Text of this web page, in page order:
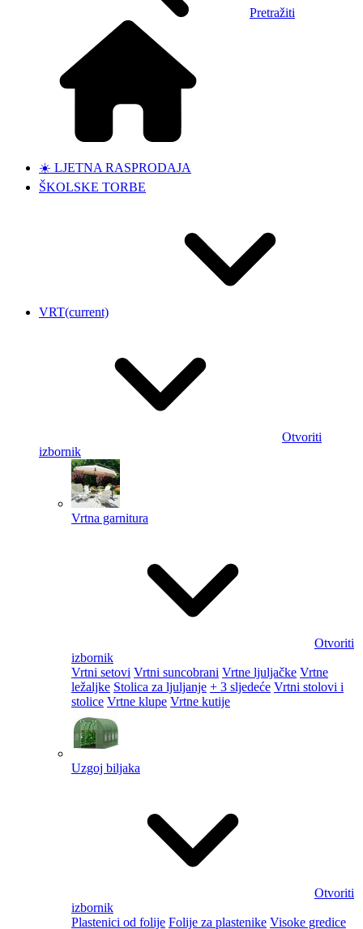
Pretražiti
☀️ LJETNA RASPRODAJA
ŠKOLSKE TORBE
VRT(current)
Otvoriti
izbornik
Vrtna garnitura
Otvoriti
izbornik
Vrtni setovi Vrtni suncobrani Vrtne ljuljačke Vrtne
ležaljke Stolica za ljuljanje + 3 sljedeće Vrtni stolovi i
stolice Vrtne klupe Vrtne kutije
Uzgoj biljaka
Otvoriti
izbornik
Plastenici od folije Folije za plastenike Visoke gredice